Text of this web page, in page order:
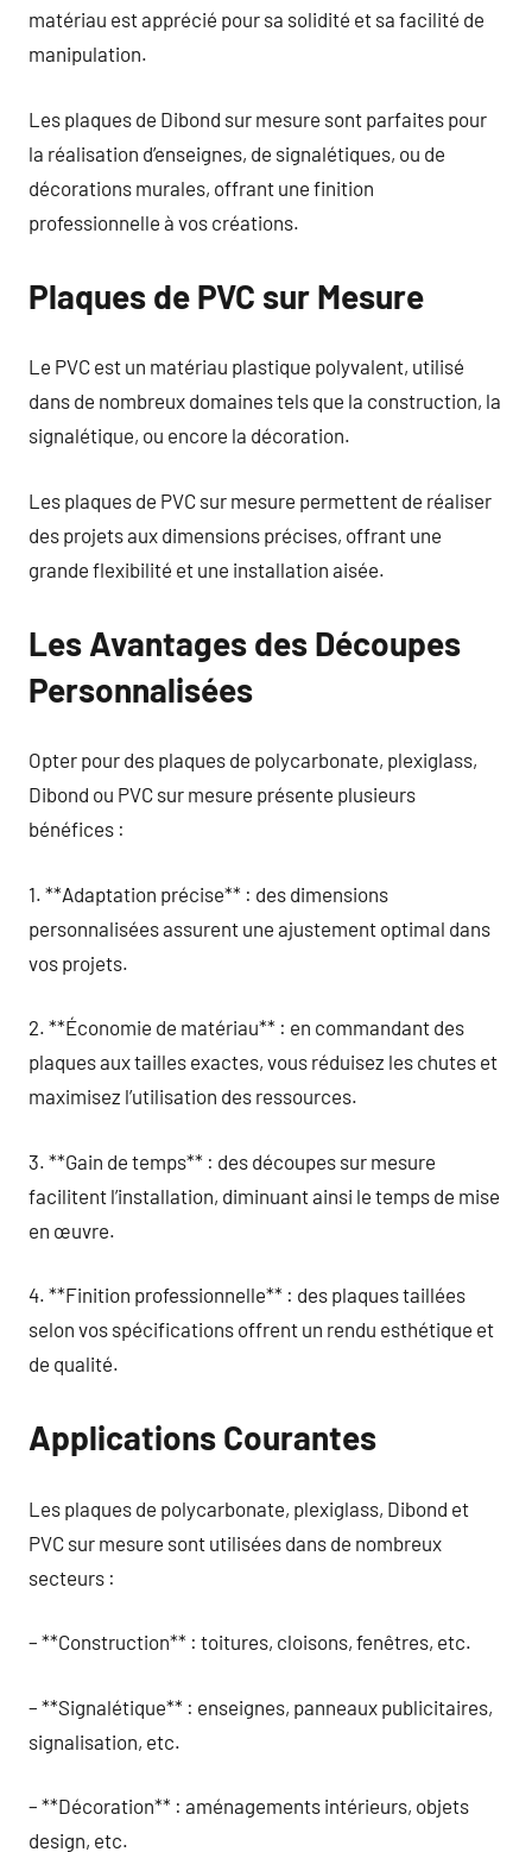
matériau est apprécié pour sa solidité et sa facilité de
manipulation.
Les plaques de Dibond sur mesure sont parfaites pour
la réalisation d’enseignes, de signalétiques, ou de
décorations murales, offrant une finition
professionnelle à vos créations.
Plaques de PVC sur Mesure
Le PVC est un matériau plastique polyvalent, utilisé
dans de nombreux domaines tels que la construction, la
signalétique, ou encore la décoration.
Les plaques de PVC sur mesure permettent de réaliser
des projets aux dimensions précises, offrant une
grande flexibilité et une installation aisée.
Les Avantages des Découpes
Personnalisées
Opter pour des plaques de polycarbonate, plexiglass,
Dibond ou PVC sur mesure présente plusieurs
bénéfices :
1. **Adaptation précise** : des dimensions
personnalisées assurent une ajustement optimal dans
vos projets.
2. **Économie de matériau** : en commandant des
plaques aux tailles exactes, vous réduisez les chutes et
maximisez l’utilisation des ressources.
3. **Gain de temps** : des découpes sur mesure
facilitent l’installation, diminuant ainsi le temps de mise
en œuvre.
4. **Finition professionnelle** : des plaques taillées
selon vos spécifications offrent un rendu esthétique et
de qualité.
Applications Courantes
Les plaques de polycarbonate, plexiglass, Dibond et
PVC sur mesure sont utilisées dans de nombreux
secteurs :
– **Construction** : toitures, cloisons, fenêtres, etc.
– **Signalétique** : enseignes, panneaux publicitaires,
signalisation, etc.
– **Décoration** : aménagements intérieurs, objets
design, etc.